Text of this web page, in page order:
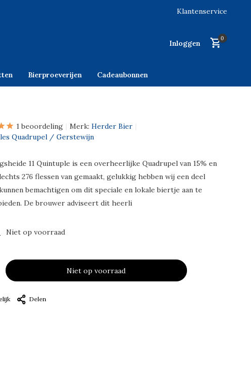
Klantenservice
Inloggen
0
Bierproeverijen Cadeaubonnen
1 beoordeling Merk: Herder Bier
Quadrupel / Gerstewijn
11 Quintuple is een overheerlijke Quadrupel van 15% en
276 flessen van gemaakt, gelukkig hebben wij een deel
bemachtigen om dit speciale en lokale biertje aan te
De brouwer adviseert dit heerli
Niet op voorraad
Niet op voorraad
Delen